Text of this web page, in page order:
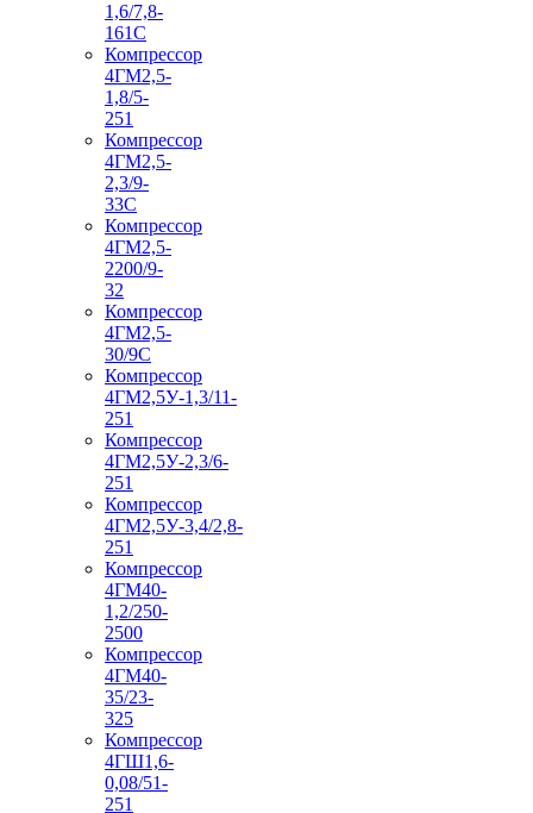
1,6/7,8-
161С
Компрессор
4ГМ2,5-
1,8/5-
251
Компрессор
4ГМ2,5-
2,3/9-
33С
Компрессор
4ГМ2,5-
2200/9-
32
Компрессор
4ГМ2,5-
30/9С
Компрессор
4ГМ2,5У-1,3/11-
251
Компрессор
4ГМ2,5У-2,3/6-
251
Компрессор
4ГМ2,5У-3,4/2,8-
251
Компрессор
4ГМ40-
1,2/250-
2500
Компрессор
4ГМ40-
35/23-
325
Компрессор
4ГШ1,6-
0,08/51-
251